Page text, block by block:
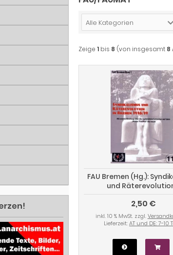
Alle Kategorien
Zeige 1 bis 8 (von insgesamt 8
FAU Bremen (Hg.):
und
2,50 €
inkl. 10 % MwSt. zzgl.
Lieferzeit:AT und DE: 7-10